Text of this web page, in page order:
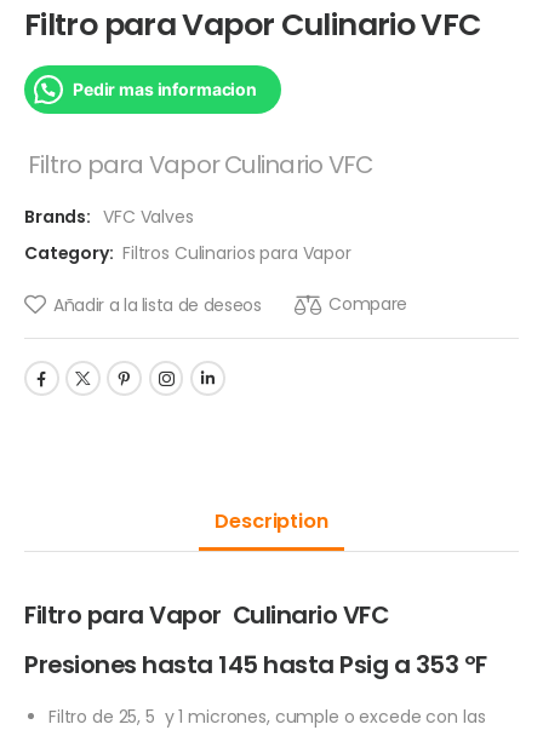
Filtro para Vapor Culinario VFC
Pedir mas informacion
Filtro para Vapor Culinario VFC
Brands: VFC Valves
Category: Filtros Culinarios para Vapor
Añadir a la lista de deseos Compare
Description
Filtro para Vapor Culinario VFC
Presiones hasta 145 hasta Psig a 353 ºF
Filtro de 25, 5 y 1 micrones, cumple o excede con las